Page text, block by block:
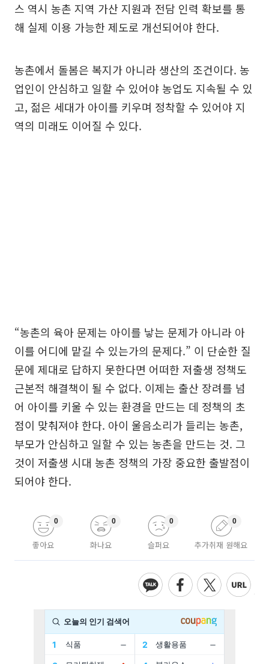
스 역시 농촌 지역 가산 지원과 전담 인력 확보를 통
해 실제 이용 가능한 제도로 개선되어야 한다.
농촌에서 돌봄은 복지가 아니라 생산의 조건이다. 농
업인이 안심하고 일할 수 있어야 농업도 지속될 수 있
고, 젊은 세대가 아이를 키우며 정착할 수 있어야 지
역의 미래도 이어질 수 있다.
“농촌의 육아 문제는 아이를 낳는 문제가 아니라 아
이를 어디에 맡길 수 있는가의 문제다.” 이 단순한 질
문에 제대로 답하지 못한다면 어떠한 저출생 정책도
근본적 해결책이 될 수 없다. 이제는 출산 장려를 넘
어 아이를 키울 수 있는 환경을 만드는 데 정책의 초
점이 맞춰져야 한다. 아이 울음소리가 들리는 농촌,
부모가 안심하고 일할 수 있는 농촌을 만드는 것. 그
것이 저출생 시대 농촌 정책의 가장 중요한 출발점이
되어야 한다.
좋아요
0
화나요
0
슬퍼요
0
추가취재 원해요
0